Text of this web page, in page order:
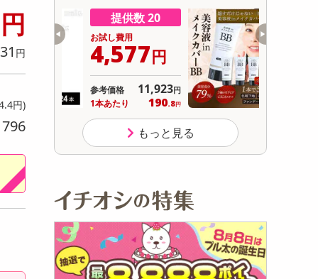
円
円
円)
796
数 20
190
提供数 685
お試し費用
1,699円
参考価格 オープン
1本あたり 566.4円
もっと見る